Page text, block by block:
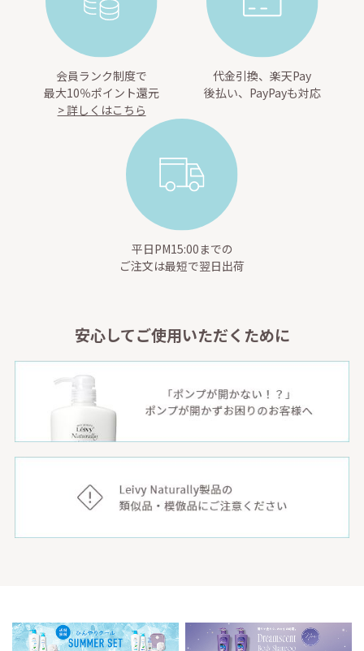
会員ランク制度で
最大10％ポイント還元
> 詳しくはこちら
代金引換、楽天Pay
後払い、PayPayも対応
平日PM15:00までの
ご注文は最短で翌日出荷
安心してご使用いただくために